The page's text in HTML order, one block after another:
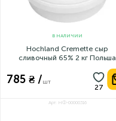
В НАЛИЧИИ
Hochland Cremette сыр
сливочный 65% 2 кг Польша
785 ₴ /шт
Арт: НФ-00000316